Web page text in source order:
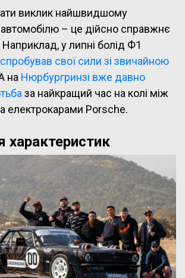
виклик найшвидшому
– це дійсно справжнє
у липні болід Ф1
свої сили зі звичайною
на Нюрбургринзі вже давно
за найкращий час на колі між
електрокарами Porsche.
характеристик